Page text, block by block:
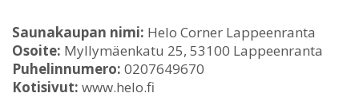
Saunakaupan nimi: Helo Corner Lappeenranta
Osoite: Myllymäenkatu 25, 53100 Lappeenranta
Puhelinnumero: 0207649670
Kotisivut: www.helo.fi